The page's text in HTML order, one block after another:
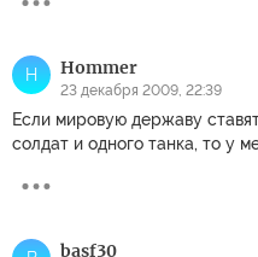
H Hommer
23 декабря 2009, 22:39
Если мировую державу
солдат и одного танка, то у
basf30